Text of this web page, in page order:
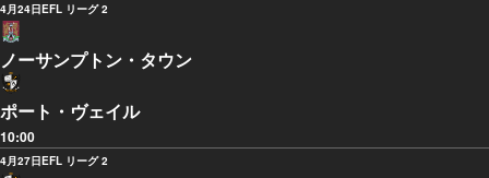
4月24日EFL リーグ 2
ノーサンプトン・タウン
ポート・ヴェイル
10:00
4月27日EFL リーグ 2